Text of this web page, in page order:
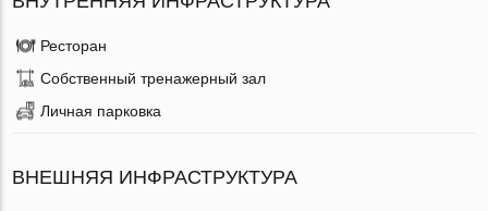
Ресторан
Собственный тренажерный зал
Личная парковка
ВНЕШНЯЯ ИНФРАСТРУКТУРА